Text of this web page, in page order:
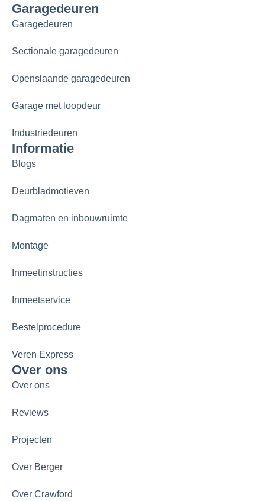
Garagedeuren
Garagedeuren
Sectionale garagedeuren
Openslaande garagedeuren
Garage met loopdeur
Industriedeuren
Informatie
Blogs
Deurbladmotieven
Dagmaten en inbouwruimte
Montage
Inmeetinstructies
Inmeetservice
Bestelprocedure
Veren Express
Over ons
Over ons
Reviews
Projecten
Over Berger
Over Crawford